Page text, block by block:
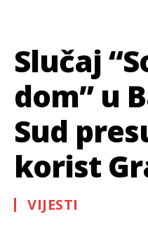
Slučaj
dom” u
Sud
korist
VIJESTI